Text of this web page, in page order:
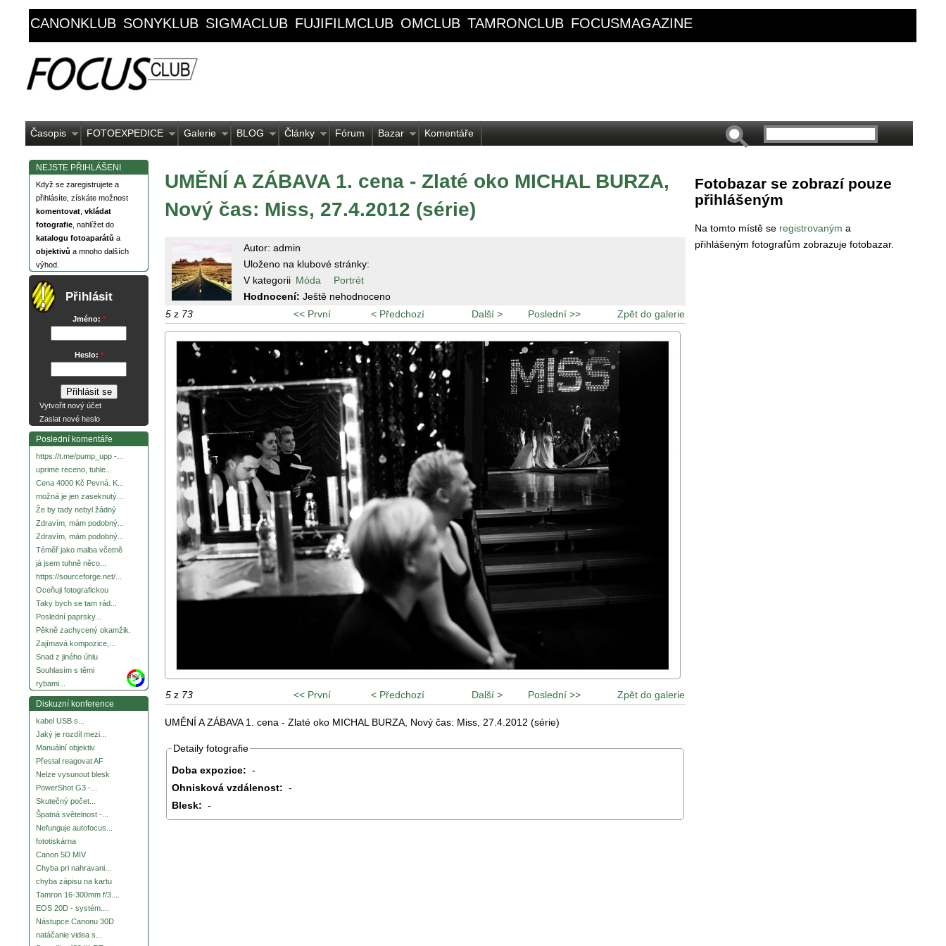
CANONKLUB SONYKLUB SIGMACLUB FUJIFILMCLUB OMCLUB TAMRONCLUB FOCUSMAGAZINE
Časopis FOTOEXPEDICE Galerie BLOG Články Fórum Bazar Komentáře
NEJSTE PŘIHLÁŠENI
Když se zaregistrujete a
přihlásíte, získáte možnost
komentovat vkládat
fotografie , nahlížet do
katalogu fotoaparátů a
objektivů a mnoho dalších
výhod.
Přihlásit
Jméno: *
Heslo: *
Vytvořit nový účet
Zaslat nové heslo
Poslední komentáře
https://t.me/pump_upp -...
uprime receno, tuhle...
Cena 4000 Kč Pevná. K...
možná je jen zaseknutý...
Že by tady nebyl žádný
Zdravím, mám podobný...
Zdravím, mám podobný...
Téměř jako malba včetně
já jsem tuhně něco...
https://sourceforge.net/...
Oceňuji fotografickou
Taky bych se tam rád...
Poslední paprsky...
Pěkně zachycený okamžik.
Zajímavá kompozice,...
Snad z jiného úhlu
Souhlasím s těmi
rybami...
more
Diskuzní konference
kabel USB s...
Jaký je rozdíl mezi...
Manuální objektiv
Přestal reagovat AF
Nelze vysunout blesk
PowerShot G3 -...
Skutečný počet...
Špatná světelnost -...
Nefunguje autofocus...
fototiskárna
Canon 5D MIV
Chyba pri nahravani...
chyba zápisu na kartu
Tamron 16-300mm f/3....
EOS 20D - systém....
Nástupce Canonu 30D
natáčanie videa s...
UMĚNÍ A ZÁBAVA 1. cena - Zlaté oko MICHAL BURZA,
Nový čas: Miss, 27.4.2012 (série)
Autor: admin
Uloženo na klubové stránky:
V kategorii Móda
Portrét
Hodnocení: Ještě nehodnoceno
5 z 73 << První < Předchozí Další > Poslední >> Zpět do galerie
5 z 73 << První < Předchozí Další > Poslední >> Zpět do galerie
UMĚNÍ A ZÁBAVA 1. cena - Zlaté oko MICHAL BURZA, Nový čas: Miss, 27.4.2012 (série)
Detaily fotografie
Doba expozice: -
Ohnisková vzdálenost: -
Blesk: -
Fotobazar se zobrazí pouze
přihlášeným
Na tomto místě se registrovaným a
přihlášeným fotografům zobrazuje fotobazar.